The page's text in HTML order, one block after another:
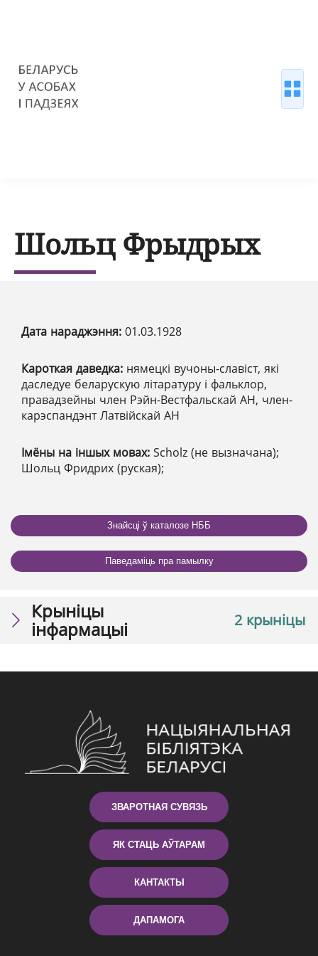
Шольц Фрыдрых
Дата нараджэння: 01.03.1928
Кароткая даведка: нямецкі вучоны-славіст, які
даследуе беларускую літаратуру і фальклор,
правадзейны член Рэйн-Вестфальскай АН, член-
карэспандэнт Латвійскай АН
Імёны на іншых мовах: Scholz (не вызначана);
Шольц Фридрих (руская);
Знайсці ў каталозе НББ
Паведаміць пра памылку
2 крыніцы
Крыніцы
інфармацыі
ЗВАРОТНАЯ СУВЯЗЬ
ЯК СТАЦЬ АЎТАРАМ
КАНТАКТЫ
ДАПАМОГА